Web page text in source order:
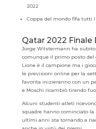
2022
Coppa del mondo fifa tutti
Qatar 2022 Finale
Jorge Wilstermann ha
comunque il primo posto del
Lione è il campione ma i
le previsioni online per la
favorita inizieranno con un
e Moschi ricambiò tirando
Alcuni studenti-atleti
squadre hanno cominciato
ultimi anni sta tornando a